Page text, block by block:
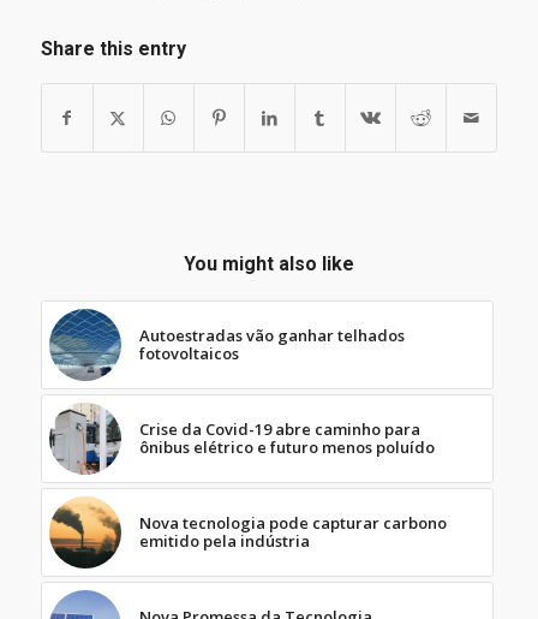
Share this entry
You might also like
Autoestradas vão ganhar telhados
fotovoltaicos
Crise da Covid-19 abre caminho para
ônibus elétrico e futuro menos poluído
Nova tecnologia pode capturar carbono
emitido pela indústria